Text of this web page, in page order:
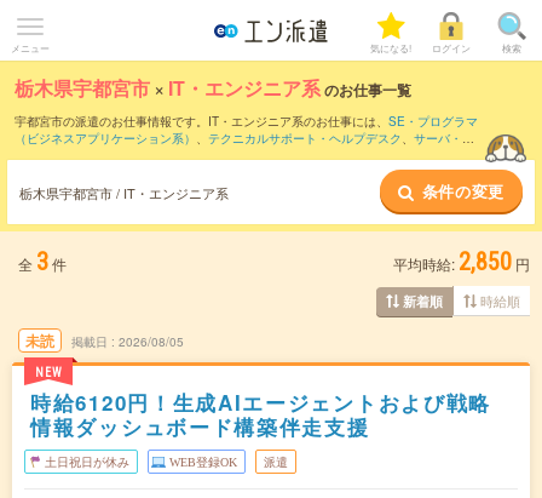
メニュー 気になる! ログイン 検索
栃木県宇都宮市 × IT・エンジニア系のお仕事一覧
宇都宮市の派遣のお仕事情報です。IT・エンジニア系のお仕事には、 SE・プログラマ
（ビジネスアプリケーション系） 、 テクニカルサポート・ヘルプデスク 、 サーバ・ネ
栃木県宇都宮市 / IT・エンジニア系 条件の変更
全 3件 平均時給: 2,850 円
新着順 時給順
未読
NEW
掲載日 2026/08/05
時給6120円！生成AIエージェントおよび戦略
情報ダッシュボード構築伴走支援
土日祝日が休み WEB登録OK 派遣